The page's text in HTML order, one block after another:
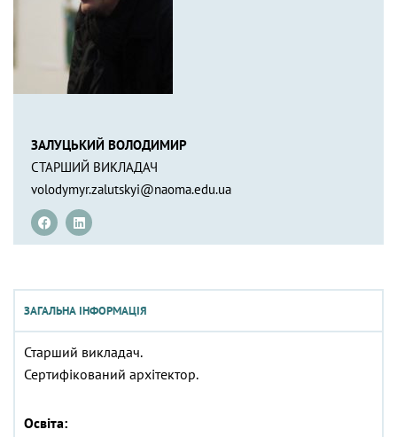
ЗАЛУЦЬКИЙ ВОЛОДИМИР
СТАРШИЙ ВИКЛАДАЧ
volodymyr.zalutskyi@naoma.edu.ua
ЗАГАЛЬНА ІНФОРМАЦІЯ
Старший викладач.
Сертифікований архітектор.
Освіта: